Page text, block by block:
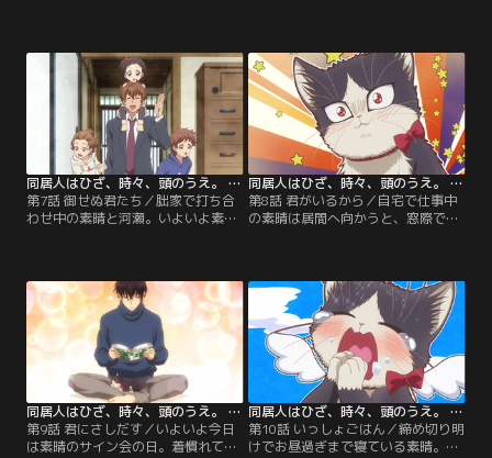
ットボトルを使ったエサのあげ方や
適切な量など、初めて聴く話に熱心
になる素晴。ハルもいつもと違うエ
サの食べ方に楽しそうな様子。しば
らくしてななは帰宅したが…。
男はななの弟・優伍だった。その大
柄な外見におびえる素晴とハルであ
ったが、はちやろくと戯れる様子を
見て一安心。すると優伍の鞄に「小
説北極星」という雑誌を見つける。
同居人はひざ、時々、頭のうえ。 第07話
第7話 御せぬ君たち／朏家で打ち合
わせ中の素晴と河瀬。いよいよ素晴
る。書店からの強い要望でぜひ開催
してほしいと言われるが、人付き合
いが苦手な素晴にとってサイン会な
どもってのほか。きっぱりと断る素
晴。すると突然、玄関チャイムが鳴
り響き…。
同居人はひざ、時々、頭のうえ。 第08話
第8話 君がいるから／自宅で仕事中
の素晴は居間へ向かうと、窓際で丸
に座り資料を読み始めると、思わず
寝入ってしまう。すると小学生時代
の夢を見始める--。一方ハルは、す
ぐそばで寝ている素晴にご飯を作る
ため台所へと向かう。
同居人はひざ、時々、頭のうえ。 第09話
第9話 君にさしだす／いよいよ今日
は素晴のサイン会の日。着慣れてい
同居人はひざ、時々、頭のうえ。 第10話
第10話 いっしょごはん／締め切り明
けでお昼過ぎまで寝ている素晴。大